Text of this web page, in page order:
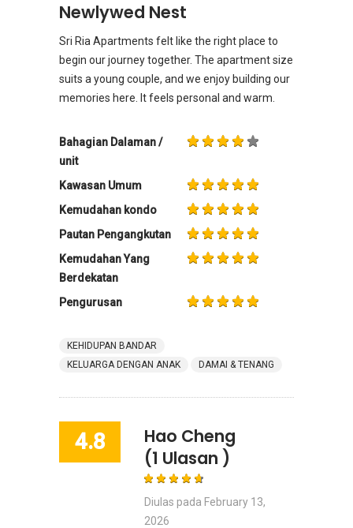
Newlywed Nest
Sri Ria Apartments felt like the right place to
begin our journey together. The apartment size
suits a young couple, and we enjoy building our
memories here. It feels personal and warm.
Bahagian Dalaman /
unit
Kawasan Umum
Kemudahan kondo
Pautan Pengangkutan
Kemudahan Yang
Berdekatan
Pengurusan
KEHIDUPAN BANDAR
KELUARGA DENGAN ANAK
DAMAI & TENANG
4.8
Hao Cheng
(1 Ulasan )
Diulas pada February 13,
2026